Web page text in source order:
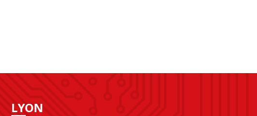
LYON